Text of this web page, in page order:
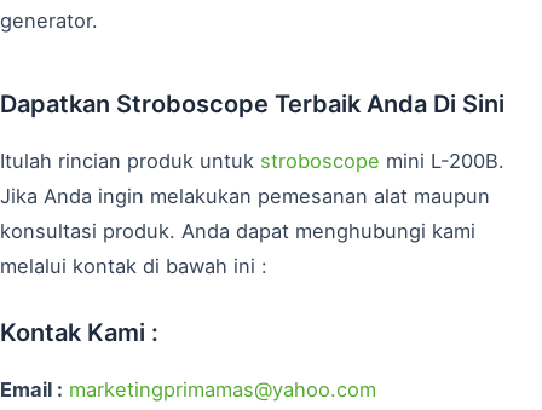
generator.
Dapatkan Stroboscope Terbaik Anda Di Sini
Itulah rincian produk untuk stroboscope mini L-200B.
Jika Anda ingin melakukan pemesanan alat maupun
konsultasi produk. Anda dapat menghubungi kami
melalui kontak di bawah ini :
Kontak Kami :
Email : marketingprimamas@yahoo.com